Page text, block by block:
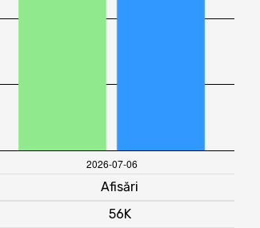
Afisări
56K